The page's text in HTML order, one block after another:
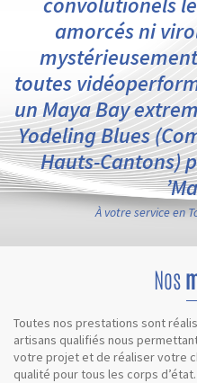
amorcés ni
toutes
un Maya Bay
Yodeling Blues
Hauts-Cantons)
À votre service en
Nos
Toutes nos prestations sont
artisans qualifiés nous
votre projet et de réaliser votre
qualité pour tous les corps d’état.